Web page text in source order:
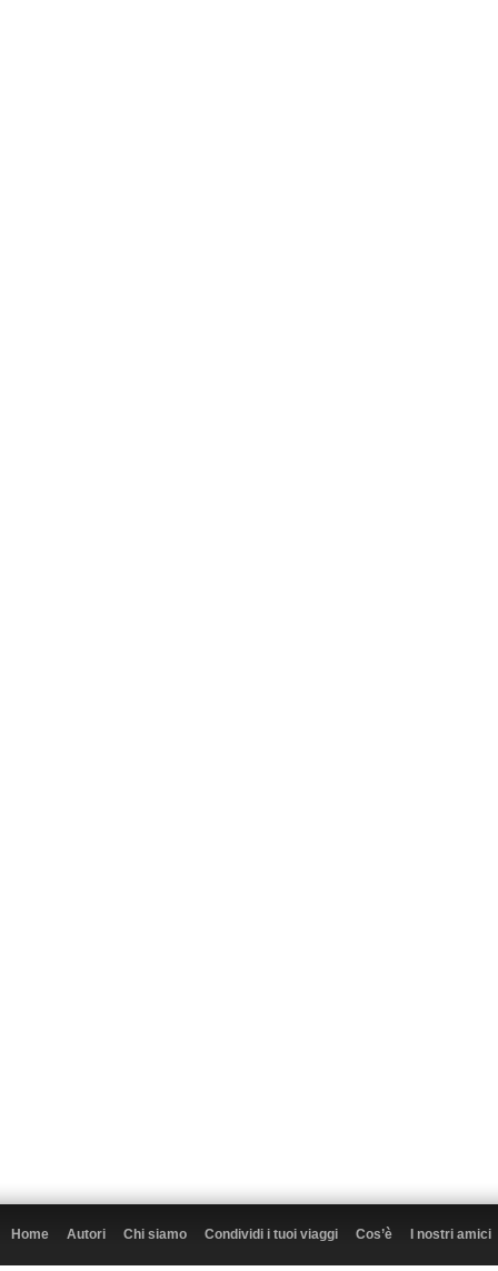
Home Autori Chi siamo Condividi i tuoi viaggi Cos’è I nostri amici